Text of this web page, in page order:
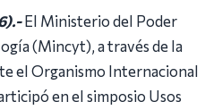
El Ministerio del Poder
(Mincyt), a través de la
el Organismo Internacional
en el simposio Usos